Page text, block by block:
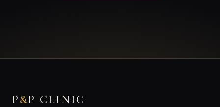
P&P CLINIC